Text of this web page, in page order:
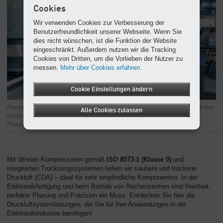
Präzise Bestückung von Platinen: Nicht sichtbar, aber unverzichtbar – unsere ölfreien
Kompressoren und Druckluftsysteme sorgen für saubere Druckluft während der
Fertigung und schützen empfindliche Bauteile vor Verunreinigungen.
Mit ölfreien Kompressoren gemäß ISO 8573-1 (Klasse 0) und
integrierten Trocknungssystemen liefern wir saubere und trockene
Druckluft (CDA) – ideal für sehr empfindliche Komponenten. In der
Elektronikfertigung und beim Betrieb von Rechenzentren sind Reinheit,
perfekte Planung und Präzision ein Muss. Entdecken Sie hier die
Druckluftsystemlösungen, die Sie für Ihre Anwendungen in der
Elektronikindustrie benötigen!
Cookies
Wir verwenden Cookies zur Verbesserung der
Benutzerfreundlichkeit unserer Webseite. Wenn Sie
dies nicht wünschen, ist die Funktion der Website
eingeschränkt. Außerdem nutzen wir die Tracking
Cookies von Dritten, um die Vorlieben der Nutzer zu
messen. Mehr über Cookies erfahren.
Cookie Einstellungen ändern
Alle Cookies zulassen